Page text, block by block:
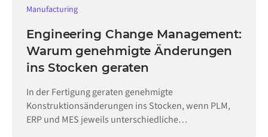
Manufacturing
Engineering Change Management:
Warum genehmigte Änderungen
ins Stocken geraten
In der Fertigung geraten genehmigte
Konstruktionsänderungen ins Stocken, wenn PLM,
ERP und MES jeweils unterschiedliche